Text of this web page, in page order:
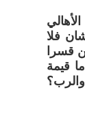
فلا
قسرا
قيمة